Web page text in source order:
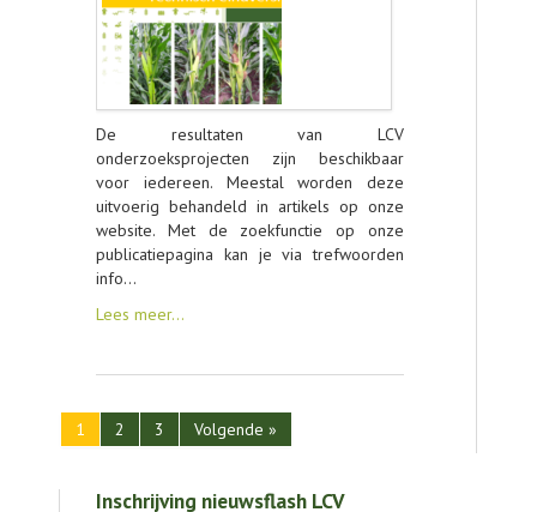
De resultaten van LCV
onderzoeksprojecten zijn beschikbaar
voor iedereen. Meestal worden deze
uitvoerig behandeld in artikels op onze
website. Met de zoekfunctie op onze
publicatiepagina kan je via trefwoorden
info…
Lees meer…
1 2 3 Volgende »
Inschrijving nieuwsflash LCV